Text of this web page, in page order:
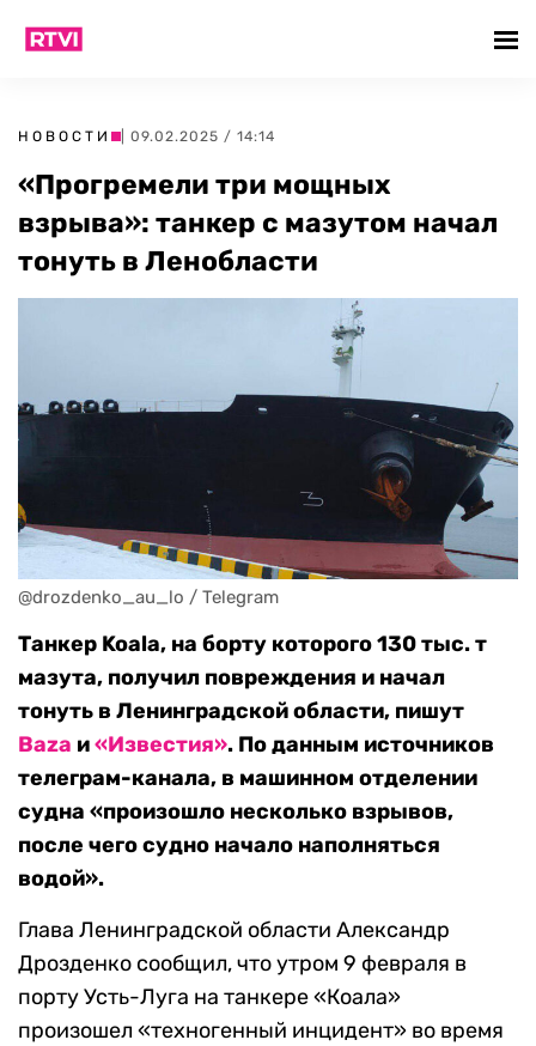
НОВОСТИ | 09.02.2025 / 14:14
«Прогремели три мощных
взрыва»: танкер с мазутом начал
тонуть в Ленобласти
@drozdenko_au_lo / Telegram
Танкер Koala, на борту которого 130 тыс. т
мазута, получил повреждения и начал
тонуть в Ленинградской области, пишут
Baza и«Известия». По данным источников
телеграм-канала, в машинном отделении
судна «произошло несколько взрывов,
после чего судно начало наполняться
водой».
Глава Ленинградской области Александр
Дрозденко сообщил, что утром 9 февраля в
порту Усть-Луга на танкере «Коала»
произошел «техногенный инцидент» во время